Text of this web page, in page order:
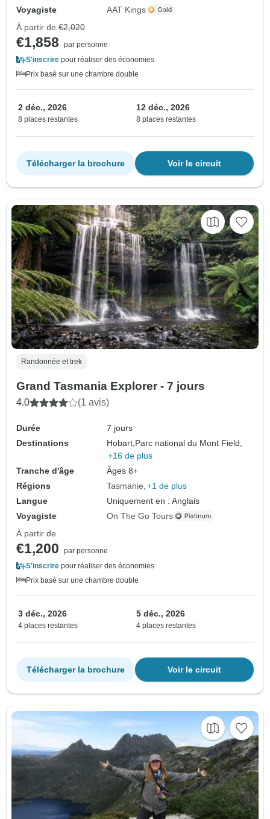
Voyagiste
AAT Kings
À partir de €2,020
€1,858
par personne
S'inscrire pour réaliser des économies
Prix basé sur une chambre double
2 déc., 2026
8 places restantes
12 déc., 2026
8 places restantes
Voir le circuit
Télécharger la brochure
Randonnée et trek
Grand Tasmania Explorer - 7 jours
4.0 (1 avis)
Durée
7 jours
Destinations
Hobart, Parc national du Mont Field,
+16 de plus
Tranche d'âge
Âges 8+
Régions
Tasmanie +1 de plus
Langue
Uniquement en : Anglais
Voyagiste
On The Go Tours
À partir de
€1,200
par personne
S'inscrire pour réaliser des économies
Prix basé sur une chambre double
3 déc., 2026
4 places restantes
5 déc., 2026
4 places restantes
Voir le circuit
Télécharger la brochure